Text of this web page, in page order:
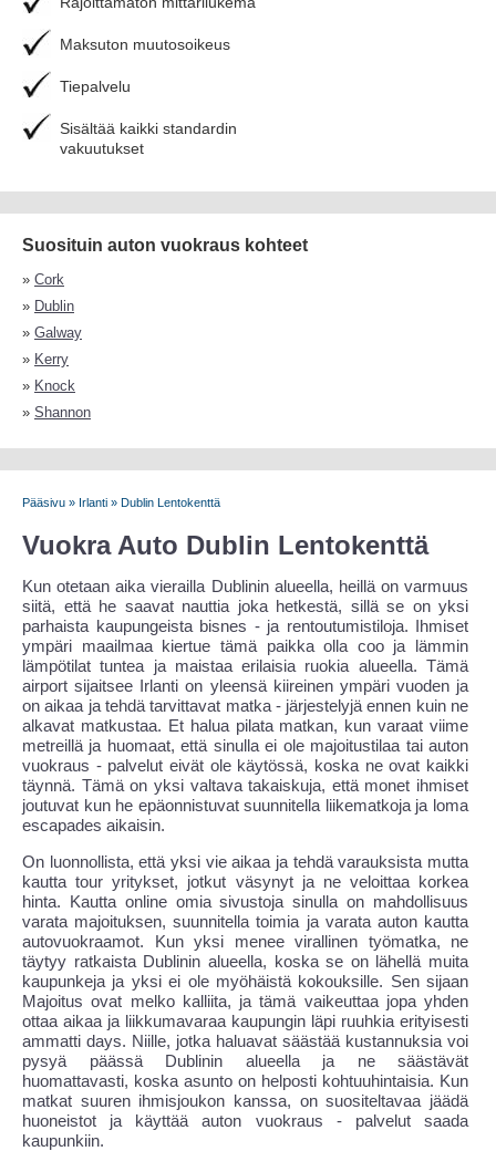
Maksuton muutosoikeus
Tiepalvelu
Sisältää kaikki standardin
vakuutukset
Suosituin auton vuokraus kohteet
» Cork
» Dublin
» Galway
» Kerry
» Knock
» Shannon
Pääsivu » Irlanti » Dublin Lentokenttä
Vuokra Auto Dublin Lentokenttä
Kun otetaan aika vierailla Dublinin alueella, heillä on varmuus
siitä, että he saavat nauttia joka hetkestä, sillä se on yksi
parhaista kaupungeista bisnes - ja rentoutumistiloja. Ihmiset
ympäri maailmaa kiertue tämä paikka olla coo ja lämmin
lämpötilat tuntea ja maistaa erilaisia ruokia alueella. Tämä
airport sijaitsee Irlanti on yleensä kiireinen ympäri vuoden ja
on aikaa ja tehdä tarvittavat matka - järjestelyjä ennen kuin ne
alkavat matkustaa. Et halua pilata matkan, kun varaat viime
metreillä ja huomaat, että sinulla ei ole majoitustilaa tai auton
vuokraus - palvelut eivät ole käytössä, koska ne ovat kaikki
täynnä. Tämä on yksi valtava takaiskuja, että monet ihmiset
joutuvat kun he epäonnistuvat suunnitella liikematkoja ja loma
escapades aikaisin.
On luonnollista, että yksi vie aikaa ja tehdä varauksista mutta
kautta tour yritykset, jotkut väsynyt ja ne veloittaa korkea
hinta. Kautta online omia sivustoja sinulla on mahdollisuus
varata majoituksen, suunnitella toimia ja varata auton kautta
autovuokraamot. Kun yksi menee virallinen työmatka, ne
täytyy ratkaista Dublinin alueella, koska se on lähellä muita
kaupunkeja ja yksi ei ole myöhäistä kokouksille. Sen sijaan
Majoitus ovat melko kalliita, ja tämä vaikeuttaa jopa yhden
ottaa aikaa ja liikkumavaraa kaupungin läpi ruuhkia erityisesti
ammatti days. Niille, jotka haluavat säästää kustannuksia voi
pysyä päässä Dublinin alueella ja ne säästävät
huomattavasti, koska asunto on helposti kohtuuhintaisia. Kun
matkat suuren ihmisjoukon kanssa, on suositeltavaa jäädä
huoneistot ja käyttää auton vuokraus - palvelut saada
kaupunkiin.